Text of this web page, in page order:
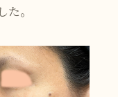
。